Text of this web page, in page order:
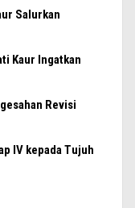
Salurkan
Kaur Ingatkan
Revisi
IV kepada Tujuh